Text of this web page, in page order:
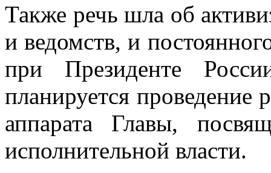
Также речь шла об
и ведомств, и
при Президенте
планируется проведение
аппарата Главы,
исполнительной власти.